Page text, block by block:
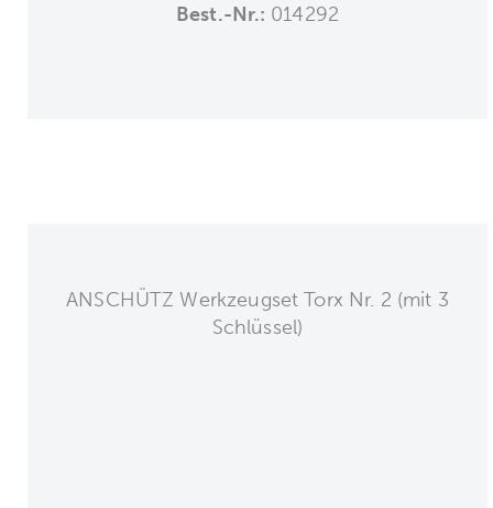
Best.-Nr.: 014292
ANSCHÜTZ Werkzeugset Torx Nr. 2 (mit 3
Schlüssel)